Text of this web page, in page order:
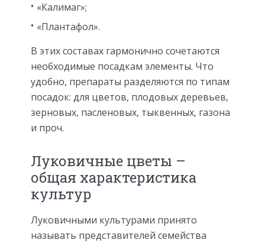
«Калимаг»;
«Плантафол».
В этих составах гармонично сочетаются
необходимые посадкам элементы. Что
удобно, препараты разделяются по типам
посадок: для цветов, плодовых деревьев,
зерновых, пасленовых, тыквенных, газона
и проч.
Луковичные цветы –
общая характеристика
культур
Луковичными культурами принято
называть представителей семейства